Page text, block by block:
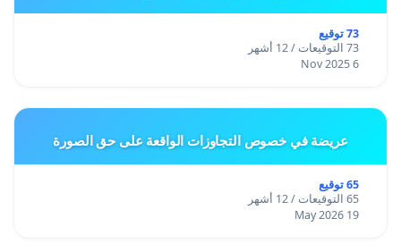
73 توقيع
73 التوقيعات / 12 أشهر
6 Nov 2025
عريضة في خصوص التجاوزات الواقعة على حق الصورة
65 توقيع
65 التوقيعات / 12 أشهر
19 May 2026